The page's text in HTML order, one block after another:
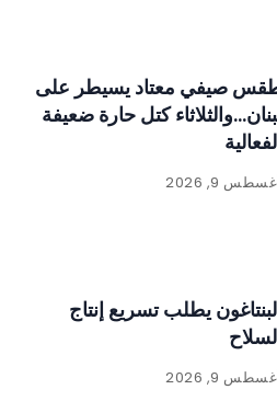
صيفي معتاد يسيطر على
كتل حارة ضعيفة
9, 2026
يطلب تسريع إنتاج
9, 2026